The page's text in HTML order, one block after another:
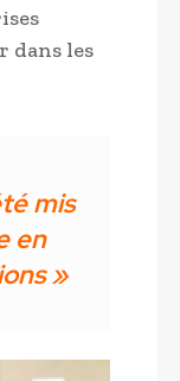
dans les
mis
en
»